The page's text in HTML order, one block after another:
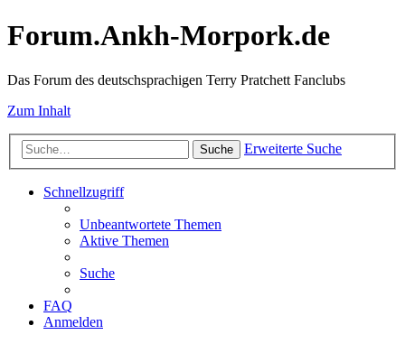
Forum.Ankh-Morpork.de
Das Forum des deutschsprachigen Terry Pratchett Fanclubs
Zum Inhalt
Suche Erweiterte Suche
Schnellzugriff
Unbeantwortete Themen
Aktive Themen
Suche
FAQ
Anmelden